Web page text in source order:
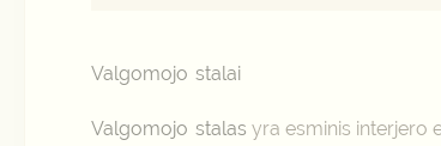
Valgomojo stalai
Valgomojo stalas yra esminis interjero